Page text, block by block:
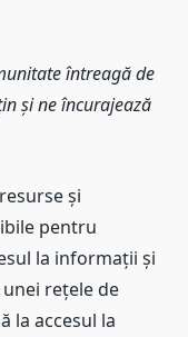
întreagă de
și ne încurajează
și
pentru
la informații și
rețele de
la accesul la